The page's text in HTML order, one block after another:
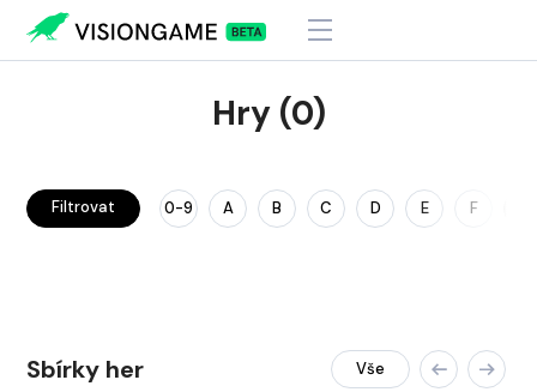
Hry (0)
Filtrovat 0-9 A B C D E F
Sbírky her Vše